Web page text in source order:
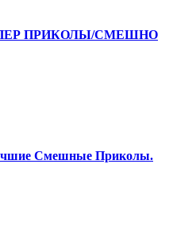
ПРИКОЛЫ/СМЕШНО
Смешные Приколы.